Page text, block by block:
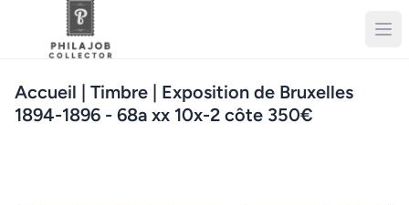
Accueil | Timbre | Exposition de Bruxelles
1894-1896 - 68a xx 10x-2 côte 350€